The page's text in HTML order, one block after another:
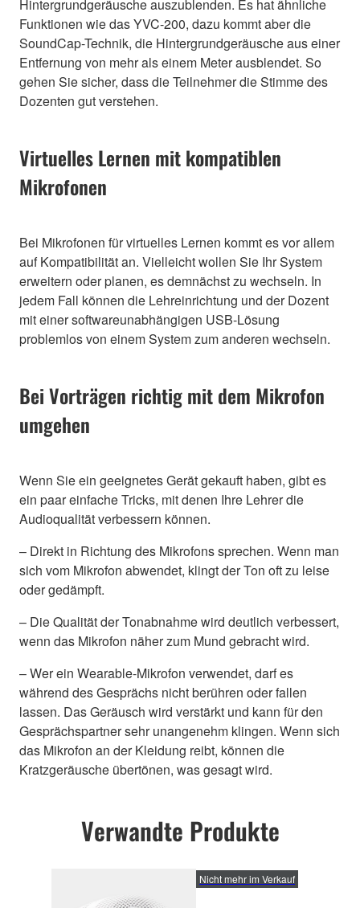
Hintergrundgeräusche auszublenden. Es hat ähnliche
Funktionen wie das YVC-200, dazu kommt aber die
SoundCap-Technik, die Hintergrundgeräusche aus einer
Entfernung von mehr als einem Meter ausblendet. So
gehen Sie sicher, dass die Teilnehmer die Stimme des
Dozenten gut verstehen.
Virtuelles Lernen mit kompatiblen
Mikrofonen
Bei Mikrofonen für virtuelles Lernen kommt es vor allem
auf Kompatibilität an. Vielleicht wollen Sie Ihr System
erweitern oder planen, es demnächst zu wechseln. In
jedem Fall können die Lehreinrichtung und der Dozent
mit einer softwareunabhängigen USB-Lösung
problemlos von einem System zum anderen wechseln.
Bei Vorträgen richtig mit dem Mikrofon
umgehen
Wenn Sie ein geeignetes Gerät gekauft haben, gibt es
ein paar einfache Tricks, mit denen Ihre Lehrer die
Audioqualität verbessern können.
– Direkt in Richtung des Mikrofons sprechen. Wenn man
sich vom Mikrofon abwendet, klingt der Ton oft zu leise
oder gedämpft.
– Die Qualität der Tonabnahme wird deutlich verbessert,
wenn das Mikrofon näher zum Mund gebracht wird.
– Wer ein Wearable-Mikrofon verwendet, darf es
während des Gesprächs nicht berühren oder fallen
lassen. Das Geräusch wird verstärkt und kann für den
Gesprächspartner sehr unangenehm klingen. Wenn sich
das Mikrofon an der Kleidung reibt, können die
Kratzgeräusche übertönen, was gesagt wird.
Verwandte Produkte
Nicht mehr im Verkauf